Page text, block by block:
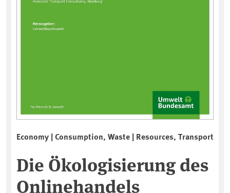
Economy | Consumption, Waste | Resources, Transport
Die Ökologisierung des
Onlinehandels